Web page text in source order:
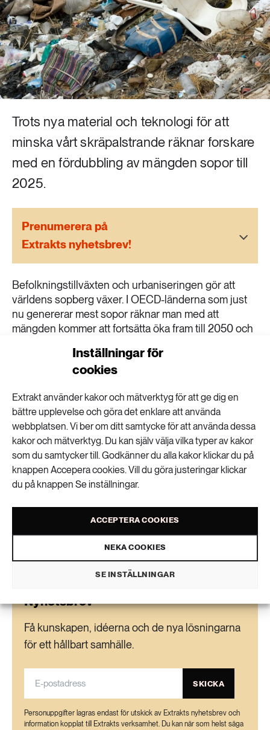
Inställningar för
cookies
Extrakt använder kakor och mätverktyg för att ge dig en
bättre upplevelse och göra det enklare att använda
webbplatsen. Vi ber om ditt samtycke för att använda dessa
kakor och mätverktyg. Du kan själv välja vilka typer av kakor
som du samtycker till. Godkänner du alla kakor klickar du på
knappen Accepera cookies. Vill du göra justeringar klickar
du på knappen Se inställningar.
ACCEPTERA COOKIES
NEKA COOKIES
SE INSTÄLLNINGAR
Mat & jordbruk
Skog
Social hållbarhet
Transport
Vatten
252 ARTIKLAR
Landsbygd
939 ARTIKLAR
Livsstil & konsumtion
612 ARTIKLAR
Mat & jordbruk
262 ARTIKLAR
Skog
360 ARTIKLAR
Social hållbarhet
Transport
473 ARTIKLAR
Vatten
Trots nya material och teknologi för att
minska vårt skräpalstrande räknar forskare
med en fördubbling av mängden sopor till
2025.
Prenumerera på
Extrakts nyhetsbrev!
Befolkningstillväxten och urbaniseringen gör att
världens sopberg växer. I OECD-länderna som just
nu genererar mest sopor räknar man med att
mängden kommer att fortsätta öka fram till 2050 och
att fortsätta längre än så och görs inget drastiskt
kommer den globala vändpunkten att inträffa först
ett stort och dyrt miljöproblem och vinsterna skulle
vara stora om vändpunkten kunde tidigareläggas,
skriver forskarna i artikeln i Nature.
Läs mer här (www.nature.com)
VISA KOMMENTARER (0) OCH DELA
Nyhetsbrev
Få kunskapen, idéerna och de nya lösningarna
för ett hållbart samhälle.
SKICKA
Personuppgifter lagras endast för utskick av Extrakts nyhetsbrev och
information kopplat till Extrakts verksamhet. Du kan när som helst säga